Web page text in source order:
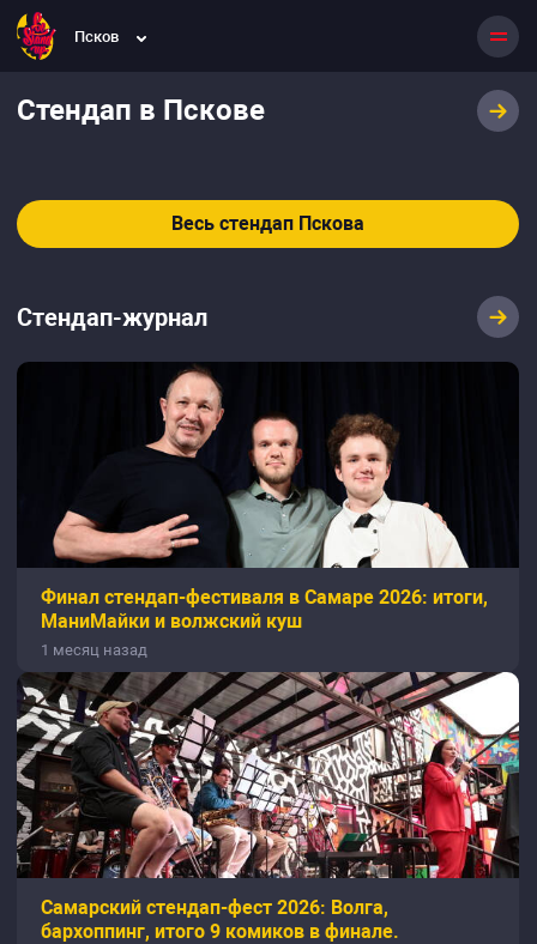
Псков
Стендап в Пскове
Весь стендап Пскова
Стендап-журнал
Финал стендап-фестиваля в Самаре 2026: итоги,
МаниМайки и волжский куш
1 месяц назад
Самарский стендап-фест 2026: Волга,
бархоппинг, итого 9 комиков в финале.